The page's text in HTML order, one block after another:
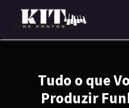
Pular para o conteúdo
Tudo o que
Produzir